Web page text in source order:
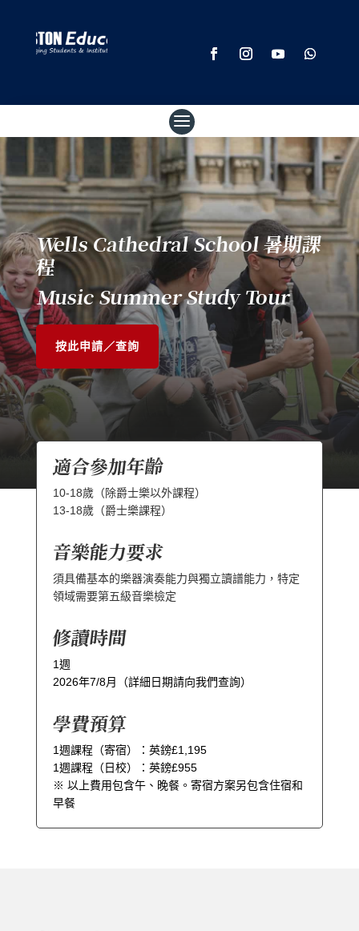
Wells Cathedral School 暑期課
程
Music Summer Study Tour
按此申請／查詢
適合參加年齡
10-18歲（除爵士樂以外課程）
13-18歲（爵士樂課程）
音樂能力要求
須具備基本的樂器演奏能力與獨立讀譜能力，特定
領域需要第五級音樂檢定
修讀時間
1週
2026年7/8月（詳細日期請向我們查詢）
學費預算
1週課程（寄宿）：英鎊£1,195
1週課程（日校）：英鎊£955
※ 以上費用包含午、晚餐。寄宿方案另包含住宿和
早餐